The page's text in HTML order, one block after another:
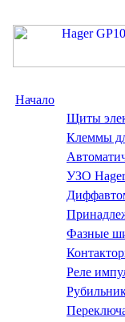
Начало
Щиты
Клеммы
УЗО
Фазные
Реле